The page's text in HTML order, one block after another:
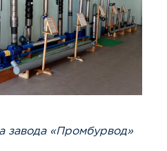
завода «Промбурвод»